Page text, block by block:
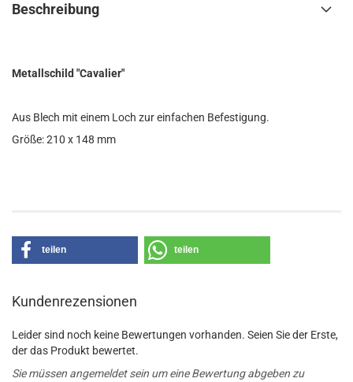
Beschreibung
Metallschild "Cavalier"
Aus Blech mit einem Loch zur einfachen Befestigung.
Größe: 210 x 148 mm
teilen teilen
Kundenrezensionen
Leider sind noch keine Bewertungen vorhanden. Seien Sie der Erste,
der das Produkt bewertet.
Sie müssen angemeldet sein um eine Bewertung abgeben zu